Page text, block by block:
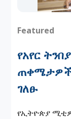
Featured
የአየር
ገለፁ
የኢትዮጵያ